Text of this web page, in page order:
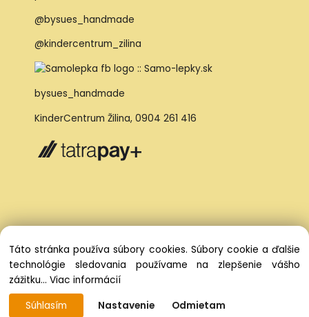
@bysues_handmade
@kindercentrum_zilina
bysues_handmade
KinderCentrum Žilina, 0904 261 416
Vytvorené systémom ClickEshop.sk
Táto stránka používa súbory cookies. Súbory cookie a ďalšie
technológie sledovania používame na zlepšenie vášho
zážitku... Viac informácií
Súhlasím
Nastavenie Odmietam